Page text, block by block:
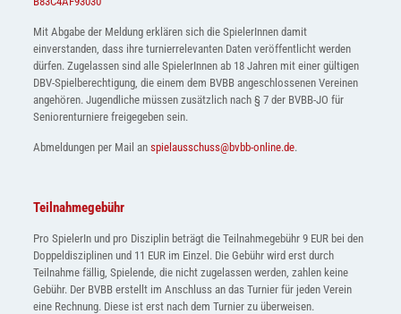
Mit Abgabe der Meldung erklären sich die SpielerInnen damit
einverstanden, dass ihre turnierrelevanten Daten veröffentlicht werden
dürfen. Zugelassen sind alle SpielerInnen ab 18 Jahren mit einer gültigen
DBV-Spielberechtigung, die einem dem BVBB angeschlossenen Vereinen
angehören. Jugendliche müssen zusätzlich nach § 7 der BVBB-JO für
Seniorenturniere freigegeben sein.
Abmeldungen per Mail an spielausschuss@bvbb-online.de.
Teilnahmegebühr
Pro SpielerIn und pro Disziplin beträgt die Teilnahmegebühr 9 EUR bei den
Doppeldisziplinen und 11 EUR im Einzel. Die Gebühr wird erst durch
Teilnahme fällig, Spielende, die nicht zugelassen werden, zahlen keine
Gebühr. Der BVBB erstellt im Anschluss an das Turnier für jeden Verein
eine Rechnung. Diese ist erst nach dem Turnier zu überweisen.